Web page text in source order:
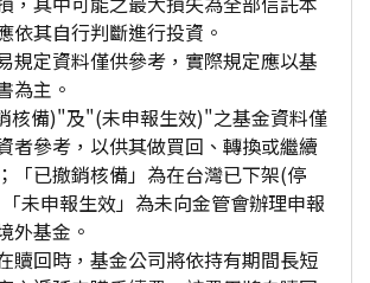
依其自行判斷進行投資。
規定資料僅供參考，實際規定應以基
為主。
核備)"及"(未申報生效)"之基金資料僅
者參考，以供其做買回、轉換或繼續
「已撤銷核備」為在台灣已下架(停
未申報生效」為未向金管會辦理申報
外基金。
贖回時，基金公司將依持有期間長短